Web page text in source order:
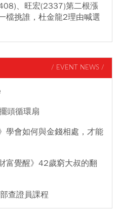
、旺宏(2337)第二根漲
檔挑誰，杜金龍2理由喊選
/ EVENT NEWS /
頭循環扇
學會如何與金錢相處，才能
富覺醒》42歲窮大叔的翻
查證員課程